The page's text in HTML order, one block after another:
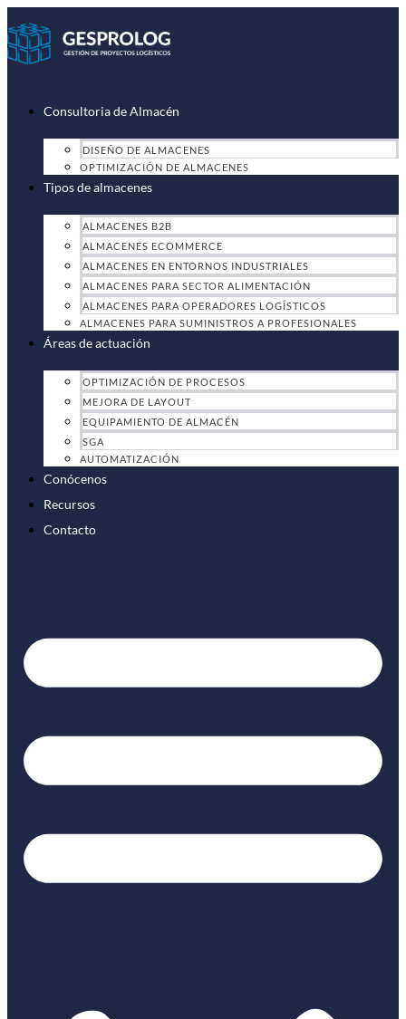
al
contenido
Consultoria de Almacén
DISEÑO DE ALMACENES
OPTIMIZACIÓN DE ALMACENES
Tipos de almacenes
ALMACENES B2B
ALMACENES ECOMMERCE
ALMACENES EN ENTORNOS INDUSTRIALES
ALMACENES PARA SECTOR ALIMENTACIÓN
ALMACENES PARA OPERADORES LOGÍSTICOS
ALMACENES PARA SUMINISTROS A PROFESIONALES
Áreas de actuación
OPTIMIZACIÓN DE PROCESOS
MEJORA DE LAYOUT
EQUIPAMIENTO DE ALMACÉN
SGA
AUTOMATIZACIÓN
Conócenos
Recursos
Contacto